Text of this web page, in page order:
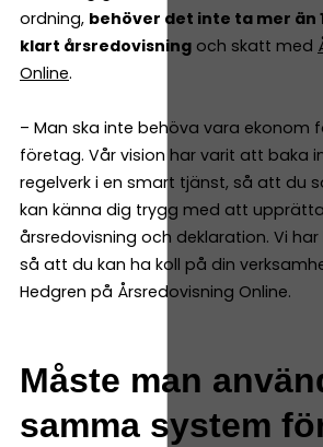
ordning, behöver det inte ta mer än
klart årsredovisning och skatt med
Online.
– Man ska inte behöva vara ekonom
företag. Vår vision har varit att baka
regelverk i en smart tjänst, så att du
kan känna dig trygg med att
årsredovisning och deklaration. Vi har
så att du kan ha koll på din
Hedgren på Årsredovisning Online.
Måste man
samma system